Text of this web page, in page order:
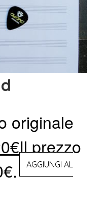
originale
€Il prezzo
AGGIUNGI AL